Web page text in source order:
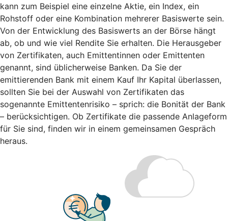
kann zum Beispiel eine einzelne Aktie, ein Index, ein
Rohstoff oder eine Kombination mehrerer Basiswerte sein.
Von der Entwicklung des Basiswerts an der Börse hängt
ab, ob und wie viel Rendite Sie erhalten. Die Herausgeber
von Zertifikaten, auch Emittentinnen oder Emittenten
genannt, sind üblicherweise Banken. Da Sie der
emittierenden Bank mit einem Kauf Ihr Kapital überlassen,
sollten Sie bei der Auswahl von Zertifikaten das
sogenannte Emittentenrisiko – sprich: die Bonität der Bank
– berücksichtigen. Ob Zertifikate die passende Anlageform
für Sie sind, finden wir in einem gemeinsamen Gespräch
heraus.